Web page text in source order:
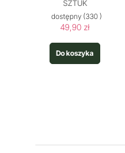
SZTUK
dostępny(330 )
49,90 zł
Do koszyka